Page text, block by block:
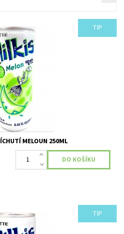
TIP
příchutí.
MELOUN 250ML
TIP
příchutí mléka a jogurtu 250 ml